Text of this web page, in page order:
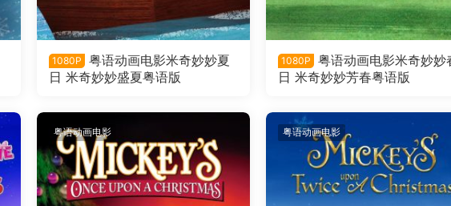
1080P
粤语动画电影米奇妙妙夏
日 米奇妙妙盛夏粤语版
1080P
粤语动画电影米奇妙妙
日 米奇妙妙芳春粤语版
粤语动画电影 粤语动画电影